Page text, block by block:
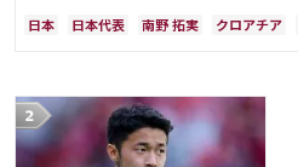
日本 日本代表 南野 拓実 クロアチア